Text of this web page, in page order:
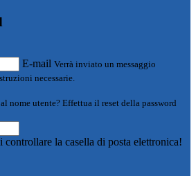
E-mail Verrà inviato un messaggio
necessarie.
nome utente? Effettua il reset della password
la casella di posta elettronica!